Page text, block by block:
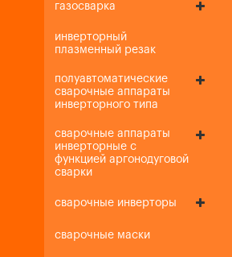
газосварка
инверторный
плазменный резак
полуавтоматические
сварочные аппараты
инверторного типа
сварочные аппараты
инверторные с
функцией аргонодуговой
сварки
сварочные инверторы
сварочные маски